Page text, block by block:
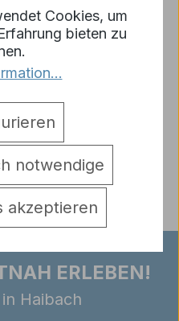
Lkw Arcos beinhaltet
Lkw.
Werkzeuge: - S…
ERLEBEN!
Haibach
Cookies, um
bieten zu
notwendige
akzeptieren